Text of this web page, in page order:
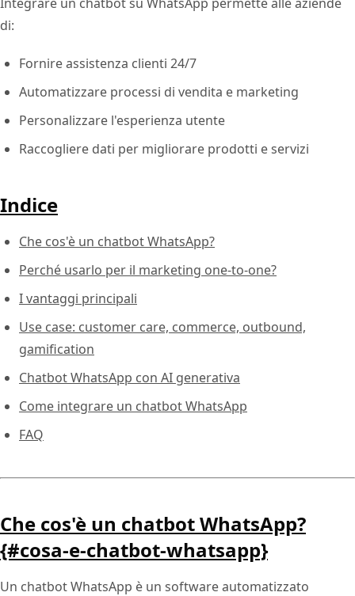
di:
Fornire assistenza clienti 24/7
Automatizzare processi di vendita e marketing
Personalizzare l'esperienza utente
Raccogliere dati per migliorare prodotti e servizi
Indice
Che cos'è un chatbot WhatsApp?
Perché usarlo per il marketing one-to-one?
I vantaggi principali
Use case: customer care, commerce, outbound,
gamification
Chatbot WhatsApp con AI generativa
Come integrare un chatbot WhatsApp
FAQ
Che cos'è un chatbot WhatsApp?
{#cosa-e-chatbot-whatsapp}
Un chatbot WhatsApp è un software automatizzato